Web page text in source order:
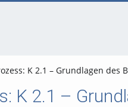
K 2.1 – Grundlagen des
K 2.1 –